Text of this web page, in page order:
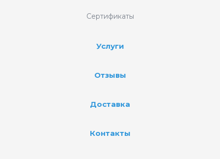
Сертификаты
Услуги
Отзывы
Доставка
Контакты